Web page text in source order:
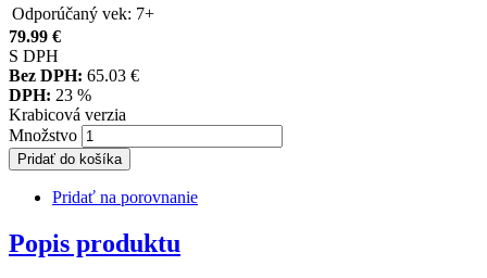
Odporúčaný vek: 7+
79.99 €
S DPH
Bez DPH: 65.03 €
DPH: 23 %
Krabicová verzia
Množstvo
Pridať do košíka
Pridať na porovnanie
Popis produktu